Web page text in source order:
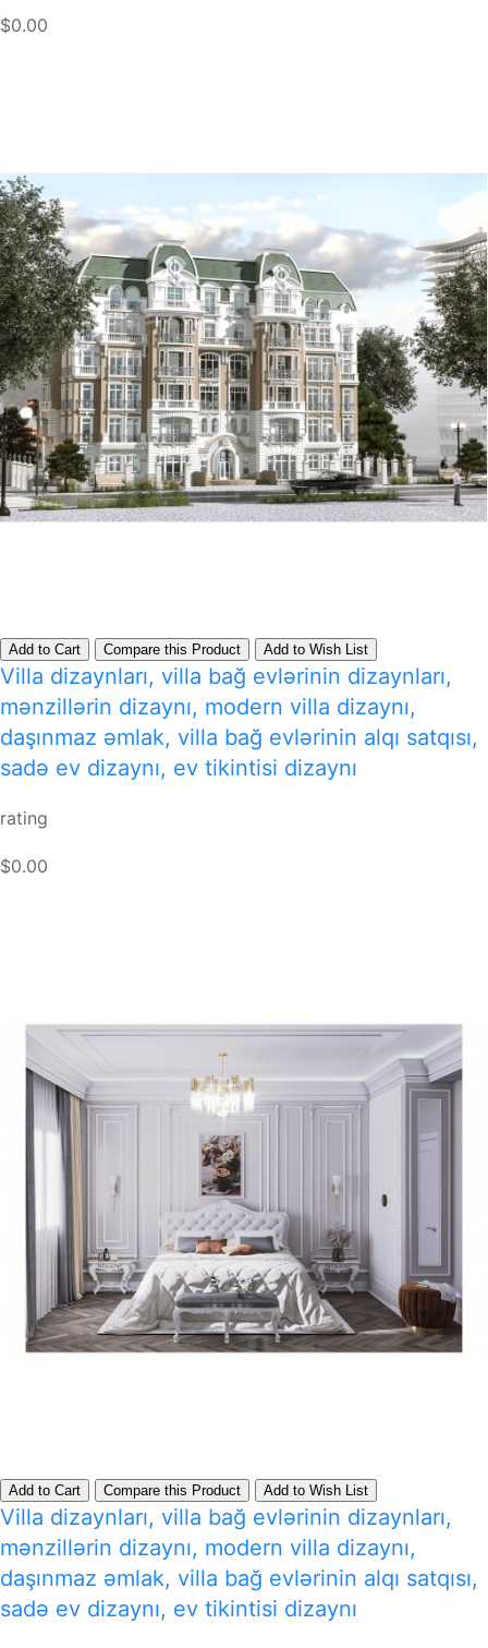
$0.00
Add to Cart Compare this Product Add to Wish List
Villa dizaynları, villa bağ evlərinin dizaynları,
mənzillərin dizaynı, modern villa dizaynı,
daşınmaz əmlak, villa bağ evlərinin alqı satqısı,
sadə ev dizaynı, ev tikintisi dizaynı
rating
$0.00
Add to Cart Compare this Product Add to Wish List
Villa dizaynları, villa bağ evlərinin dizaynları,
mənzillərin dizaynı, modern villa dizaynı,
daşınmaz əmlak, villa bağ evlərinin alqı satqısı,
sadə ev dizaynı, ev tikintisi dizaynı